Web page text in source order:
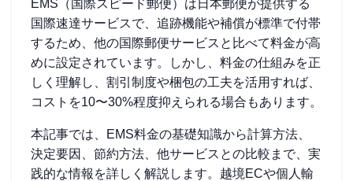
EMS（国際スピード郵便）は日本郵便が提供する
国際速達サービスで、追跡機能や補償が標準で付帯
するため、他の国際郵便サービスと比べて料金が高
めに設定されています。しかし、料金の仕組みを正
しく理解し、割引制度や梱包の工夫を活用すれば、
コストを10〜30%程度抑えられる場合もあります。
本記事では、EMS料金の基礎知識から計算方法、
決定要因、節約方法、他サービスとの比較まで、実
践的な情報を詳しく解説します。越境ECや個人輸